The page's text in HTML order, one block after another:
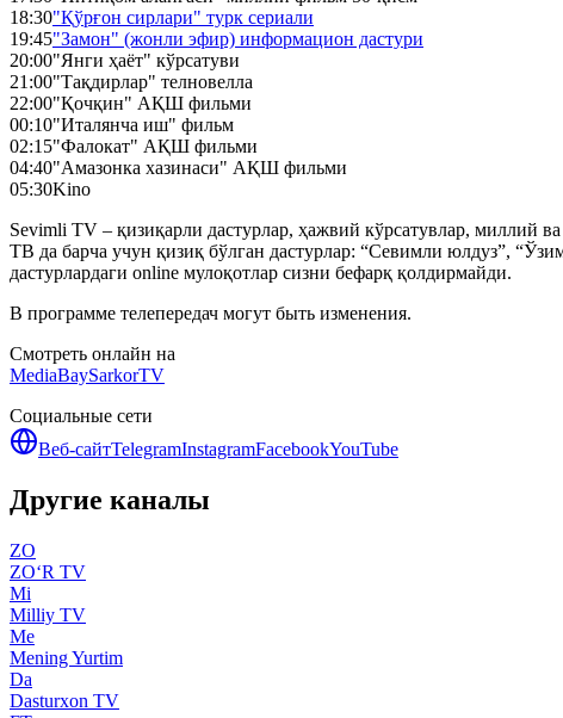
18:30"Қўрғон сирлари" турк сериали
19:45"Замон" (жонли эфир) информацион дастури
20:00"Янги ҳаёт" кўрсатуви
21:00"Тақдирлар" телновелла
22:00"Қочқин" АҚШ фильми
00:10"Италянча иш" фильм
02:15"Фалокат" АҚШ фильми
04:40"Амазонка хазинаси" АҚШ фильми
05:30Kino
Sevimli TV – қизиқарли дастурлар, ҳажвий кўрсатувлар, миллий
ТВ да барча учун қизиқ бўлган дастурлар: “Севимли юлдуз”,
дастурлардаги online мулоқотлар сизни бефарқ қолдирмайди.
В программе телепередач могут быть изменения.
Смотреть онлайн на
MediaBaySarkorTV
Социальные сети
Веб-сайтTelegramInstagramFacebookYouTube
Другие каналы
ZO
ZO‘R TV
Mi
Milliy TV
Me
Mening Yurtim
Da
Dasturxon TV